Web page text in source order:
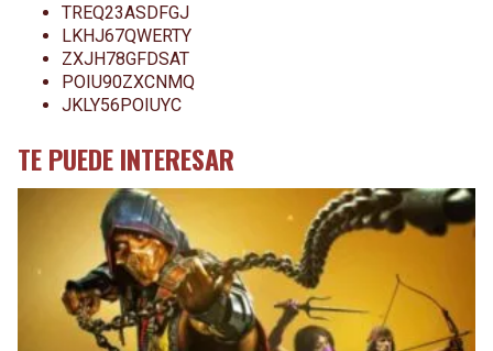
TREQ23ASDFGJ
LKHJ67QWERTY
ZXJH78GFDSAT
POIU90ZXCNMQ
JKLY56POIUYC
TE PUEDE INTERESAR